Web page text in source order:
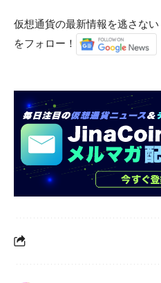
仮想通貨の最新情報を逃さな
をフォロー！